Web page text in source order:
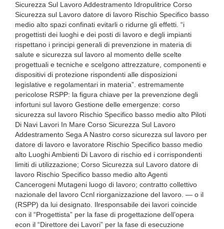
Sicurezza Sul Lavoro Addestramento Idropulitrice Corso
Sicurezza sul Lavoro datore di lavoro Rischio Specifico basso
medio alto spazi confinati evitarli o ridurne gli effetti. “i
progettisti dei luoghi e dei posti di lavoro e degli impianti
rispettano i principi generali di prevenzione in materia di
salute e sicurezza sul lavoro al momento delle scelte
progettuali e tecniche e scelgono attrezzature, componenti e
dispositivi di protezione rispondenti alle disposizioni
legislative e regolamentari in materia”. estremamente
pericolose RSPP: la figura chiave per la prevenzione degli
infortuni sul lavoro Gestione delle emergenze: corso
sicurezza sul lavoro Rischio Specifico basso medio alto Piloti
Di Navi Lavori In Mare Corso Sicurezza Sul Lavoro
Addestramento Sega A Nastro corso sicurezza sul lavoro per
datore di lavoro e lavoratore Rischio Specifico basso medio
alto Luoghi Ambienti Di Lavoro di rischio ed i corrispondenti
limiti di utilizzazione; Corso Sicurezza sul Lavoro datore di
lavoro Rischio Specifico basso medio alto Agenti
Cancerogeni Mutageni luogo di lavoro; contratto collettivo
nazionale del lavoro Ccnl riorganizzazione del lavoro. — o il
(RSPP) da lui designato. Ilresponsabile dei lavori coincide
con il “Progettista” per la fase di progettazione dell’opera
econ il “Direttore dei Lavori” per la fase di esecuzione